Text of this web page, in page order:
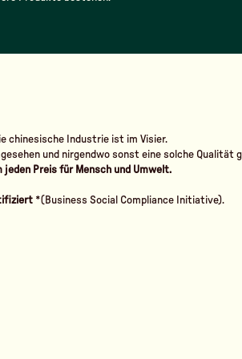
chinesische Industrie ist im Visier.
und nirgendwo sonst eine solche Qualität
jeden Preis für Mensch und Umwelt.
*(Business Social Compliance Initiative).